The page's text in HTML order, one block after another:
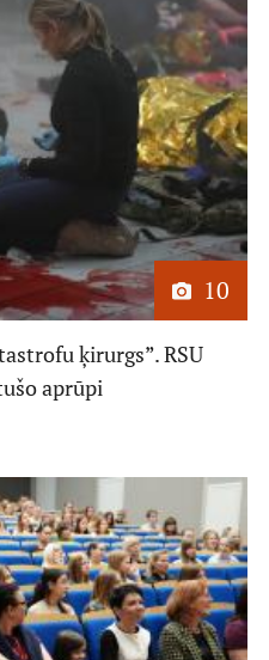
10
ķirurgs”. RSU
aprūpi